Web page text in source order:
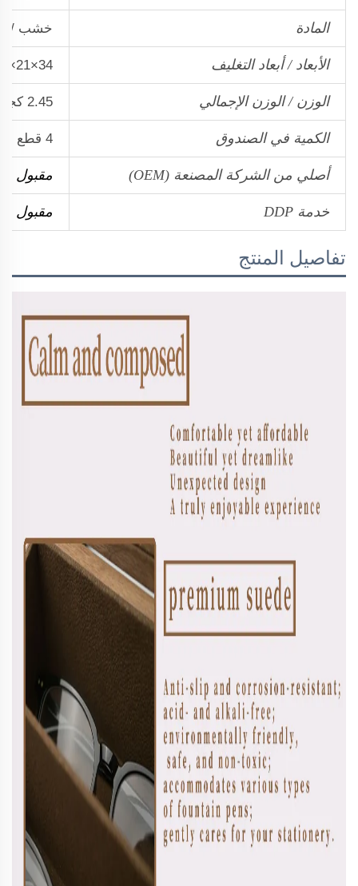
المادة خشب /
الأبعاد / أبعاد التغليف 34×21×13 سم / 40×29×18 سم
الوزن / الوزن الإجمالي 2.45 كجم / 2.85 كجم
الكمية في الصندوق 4 قطع
أصلي من الشركة المصنعة (OEM) مقبول
خدمة DDP مقبول
تفاصيل المنتج